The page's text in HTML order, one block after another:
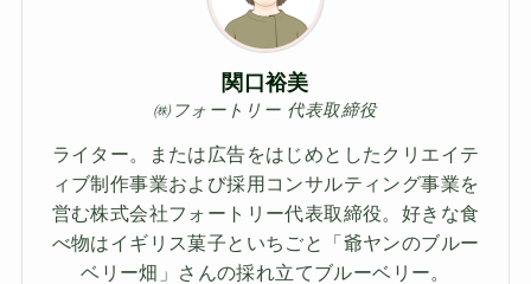
関口裕美
㈱フォートリー 代表取締役
ライター。または広告をはじめとしたクリエイテ
ィブ制作事業および採用コンサルティング事業を
営む株式会社フォートリー代表取締役。好きな食
べ物はイギリス菓子といちごと「爺ヤンのブルー
ベリー畑」さんの採れ立てブルーベリー。